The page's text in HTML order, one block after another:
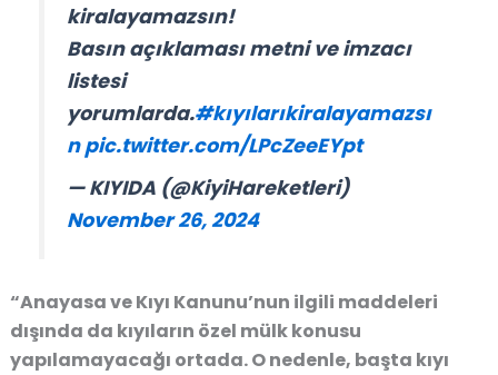
kiralayamazsın!
Basın açıklaması metni ve imzacı
listesi
yorumlarda.#kıyılarıkiralayamazsı
n pic.twitter.com/LPcZeeEYpt
— KIYIDA (@KiyiHareketleri)
November 26, 2024
“Anayasa ve Kıyı Kanunu’nun ilgili maddeleri
dışında da kıyıların özel mülk konusu
yapılamayacağı ortada. O nedenle, başta kıyı